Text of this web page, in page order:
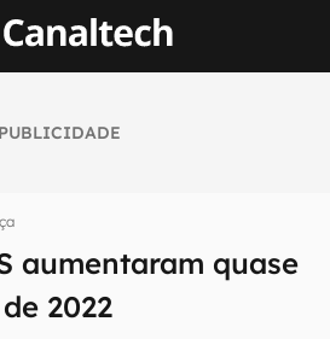
PUBLICIDADE
aumentaram quase
2022
tecnologia em primeira